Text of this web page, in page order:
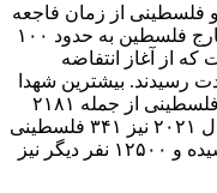
از زمان فاجعه
اشغال فلسطین تا به امروز در داخل و خارج فلسطین به حدود ۱۰۰
از آغاز انتفاضه
به شهادت رسیدند. بیشترین شهدا
نیز در سال ۲۰۱۴ بوده که طی آن ۲۲۴۰ فلسطینی از جمله ۲۱۸۱
نفر در نوار غزه به شهادت رسیدند. در سال ۲۰۲۱ نیز ۳۴۱ فلسطینی
از جمله ۸۷ کودک و ۴۸ زن به شهادت رسیده و ۱۲۵۰۰ نفر دیگر نیز